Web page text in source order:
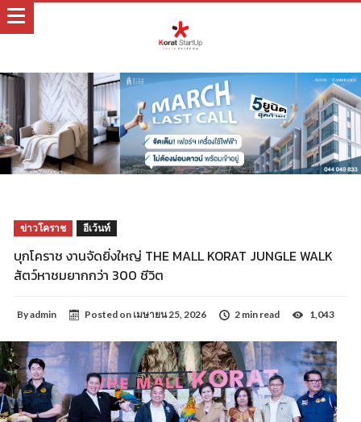
ข่าวโคราช อีเว้นท์
บุกโคราช งานจัดยิ่งใหญ่ THE MALL KORAT JUNGLE WALK
สัตว์หาชมยากกว่า 300 ชีวิต
Byadmin Posted on เมษายน 25, 2026 2 min read 1,043